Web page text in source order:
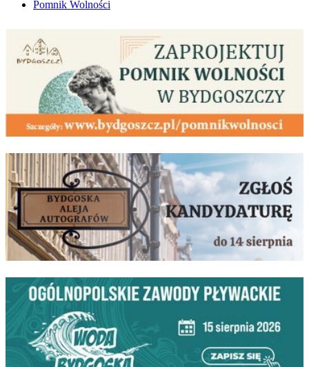
Pomnik Wolności